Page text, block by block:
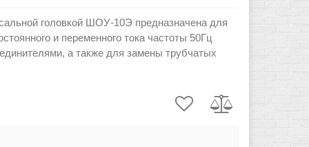
головкой ШОУ-10Э предназначена для
и переменного тока частоты 50Гц
а также для замены трубчатых